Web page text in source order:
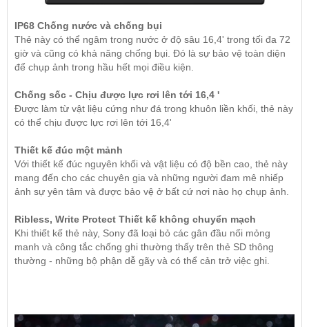
IP68 Chống nước và chống bụi
Thẻ này có thể ngâm trong nước ở độ sâu 16,4' trong tối đa 72
giờ và cũng có khả năng chống bụi. Đó là sự bảo vệ toàn diện
để chụp ảnh trong hầu hết mọi điều kiện.
Chống sốc - Chịu được lực rơi lên tới 16,4 '
Được làm từ vật liệu cứng như đá trong khuôn liền khối, thẻ này
có thể chịu được lực rơi lên tới 16,4'
Thiết kế đúc một mảnh
Với thiết kế đúc nguyên khối và vật liệu có độ bền cao, thẻ này
mang đến cho các chuyên gia và những người đam mê nhiếp
ảnh sự yên tâm và được bảo vệ ở bất cứ nơi nào họ chụp ảnh.
Ribless, Write Protect Thiết kế không chuyển mạch
Khi thiết kế thẻ này, Sony đã loại bỏ các gân đầu nối mỏng
manh và công tắc chống ghi thường thấy trên thẻ SD thông
thường - những bộ phận dễ gãy và có thể cản trở việc ghi.